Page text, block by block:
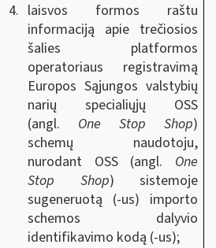
laisvos formos raštu
informaciją apie trečiosios
šalies platformos
operatoriaus registravimą
Europos Sąjungos valstybių
narių specialiųjų OSS
(angl. One Stop Shop)
schemų naudotoju,
nurodant OSS (angl. One
Stop Shop) sistemoje
sugeneruotą (-us) importo
schemos dalyvio
identifikavimo kodą (-us);